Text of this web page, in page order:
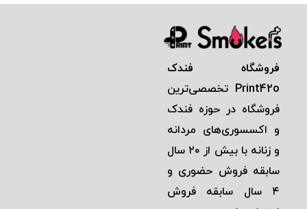
فروشگاه فندک
Print42o تخصصی‌ترين
فروشگاه در حوزه فندک
و اكسسوری‌های مردانه
و زنانه با بيش از ٢٠ سال
سابقه فروش حضوری و
٤ سال سابقه فروش